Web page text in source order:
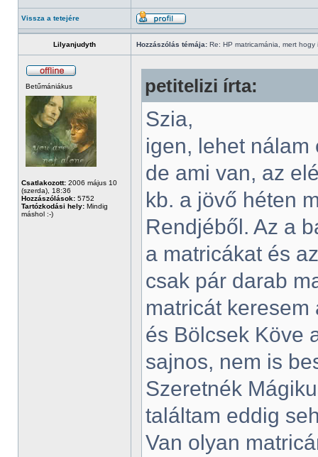
Vissza a tetejére
Lilyanjudyth Hozzászólás témája: Re: HP matricamánia, mert hogy
Betűmániákus
Csatlakozott: 2006 május 10
(szerda), 18:36
Hozzászólások: 5752
Tartózkodási hely: Mindig
máshol :-)
petitelizi írta:
Szia,
igen, lehet
de ami van, az
kb. a jövő héten
Rendjéből. Az a
a matricákat és
csak pár darab
matricát
és Bölcsek Köve
sajnos, nem is
Szeretnék
találtam eddig
Van olyan